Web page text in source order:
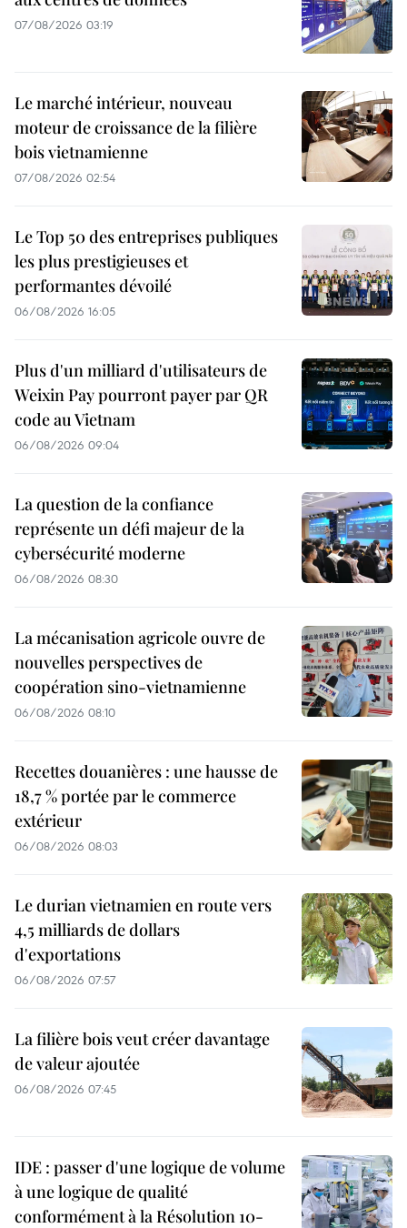
07/08/2026 03:19
Le marché intérieur, nouveau
moteur de croissance de la filière
bois vietnamienne
07/08/2026 02:54
Le Top 50 des entreprises publiques
les plus prestigieuses et
performantes dévoilé
06/08/2026 16:05
Plus d'un milliard d'utilisateurs de
Weixin Pay pourront payer par QR
code au Vietnam
06/08/2026 09:04
La question de la confiance
représente un défi majeur de la
cybersécurité moderne
06/08/2026 08:30
La mécanisation agricole ouvre de
nouvelles perspectives de
coopération sino-vietnamienne
06/08/2026 08:10
Recettes douanières : une hausse de
18,7 % portée par le commerce
extérieur
06/08/2026 08:03
Le durian vietnamien en route vers
4,5 milliards de dollars
d'exportations
06/08/2026 07:57
La filière bois veut créer davantage
de valeur ajoutée
06/08/2026 07:45
IDE : passer d'une logique de volume
à une logique de qualité
conformément à la Résolution 10-